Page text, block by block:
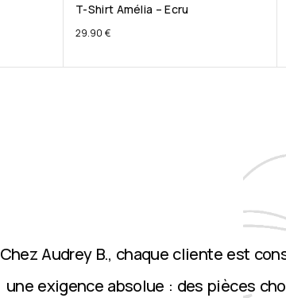
T-Shirt Amélia – Ecru
29.90 €
Chez Audrey B., chaque cliente est
une exigence absolue : des pièces